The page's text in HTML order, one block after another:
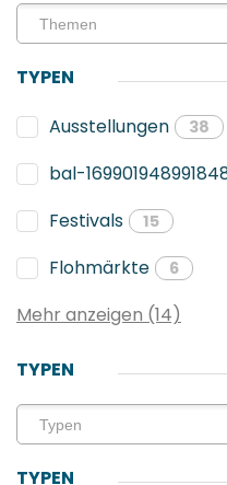
TYPEN
Ausstellungen
38
bal-
Festivals 15
Flohmärkte 6
Mehr anzeigen (14)
TYPEN
TYPEN